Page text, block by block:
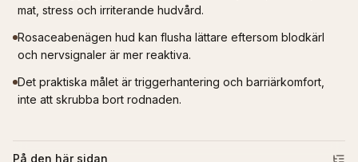
mat, stress och irriterande hudvård.
Rosaceabenägen hud kan flusha lättare eftersom blodkärl
och nervsignaler är mer reaktiva.
Det praktiska målet är triggerhantering och barriärkomfort,
inte att skrubba bort rodnaden.
På den här sidan